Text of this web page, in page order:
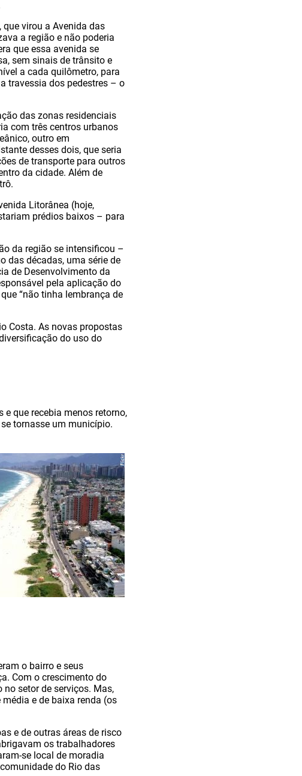
que virou a Avenida das
a região e não poderia
que essa avenida se
sem sinais de trânsito e
a cada quilômetro, para
travessia dos pedestres – o
das zonas residenciais
com três centros urbanos
outro em
desses dois, que seria
de transporte para outros
da cidade. Além de
Litorânea (hoje,
prédios baixos – para
da região se intensificou –
das décadas, uma série de
de Desenvolvimento da
pela aplicação do
“não tinha lembrança de
Costa. As novas propostas
do uso do
que recebia menos retorno,
tornasse um município.
o bairro e seus
Com o crescimento do
setor de serviços. Mas,
e de baixa renda (os
e de outras áreas de risco
os trabalhadores
se local de moradia
do Rio das